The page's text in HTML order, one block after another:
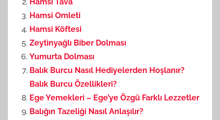
Hamsi Omleti
Hamsi Köftesi
Zeytinyağlı Biber Dolması
Yumurta Dolması
Balık Burcu Nasıl Hediyelerden Hoşlanır?
Balık Burcu Özellikleri?
Ege Yemekleri – Ege’ye Özgü Farklı Lezzetler
Balığın Tazeliği Nasıl Anlaşılır?